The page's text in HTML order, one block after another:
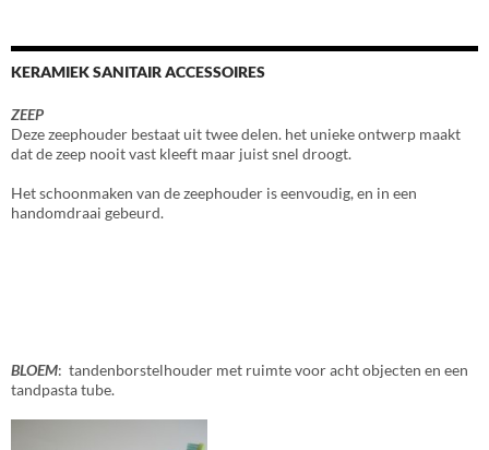
KERAMIEK SANITAIR ACCESSOIRES
ZEEP
Deze zeephouder bestaat uit twee delen. het unieke ontwerp maakt
dat de zeep nooit vast kleeft maar juist snel droogt.
Het schoonmaken van de zeephouder is eenvoudig, en in een
handomdraai gebeurd.
BLOEM: tandenborstelhouder met ruimte voor acht objecten en een
tandpasta tube.